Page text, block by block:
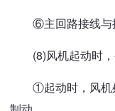
⑥主回路接线与控
(8)风机起动时，
①起动时，风机